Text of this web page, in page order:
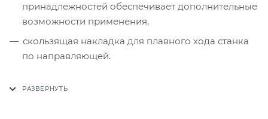
принадлежностей обеспечивает дополнительные
возможности применения,
скользящая накладка для плавного хода станка
по направляющей.